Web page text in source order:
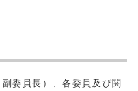
委員長）、各委員及び関